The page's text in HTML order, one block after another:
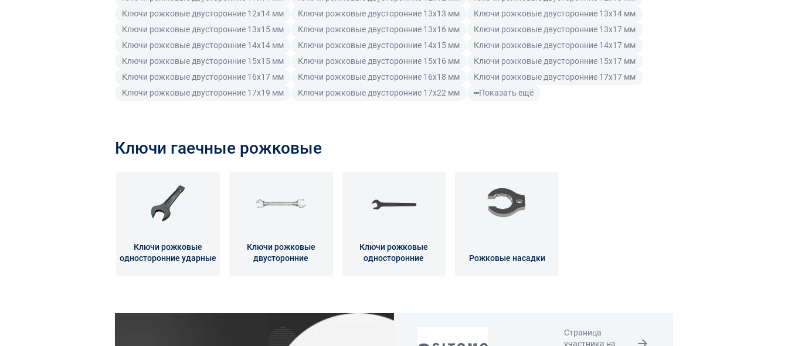
Ключи рожковые двусторонние 12x14 мм
Ключи рожковые двусторонние 13x13 мм
Ключи рожковые двусторонние 13x14 мм
Ключи рожковые двусторонние 13x15 мм
Ключи рожковые двусторонние 13x16 мм
Ключи рожковые двусторонние 13x17 мм
Ключи рожковые двусторонние 14x14 мм
Ключи рожковые двусторонние 14x15 мм
Ключи рожковые двусторонние 14x17 мм
Ключи рожковые двусторонние 15x15 мм
Ключи рожковые двусторонние 15x16 мм
Ключи рожковые двусторонние 15x17 мм
Ключи рожковые двусторонние 16x17 мм
Ключи рожковые двусторонние 16x18 мм
Ключи рожковые двусторонние 17x17 мм
Ключи рожковые двусторонние 17x19 мм
Ключи рожковые двусторонние 17x22 мм Показать ещё
Ключи гаечные рожковые
Ключи рожковые
односторонние ударные
Ключи рожковые
двусторонние
Ключи рожковые
односторонние
Рожковые насадки
Страница
участника на